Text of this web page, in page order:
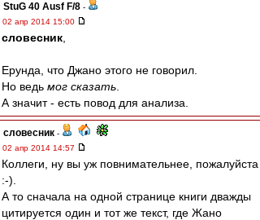
StuG 40 Ausf F/8 -
02 апр 2014 15:00
словесник
Ерунда, что Джано этого не говорил.
Но ведь мог сказать
А значит - есть повод для анализа.
словесник -
02 апр 2014 14:57
Коллеги, ну вы уж повнимательнее, пожалуйста
:-).
А то сначала на одной странице книги дважды
цитируется один и тот же текст, где Жано